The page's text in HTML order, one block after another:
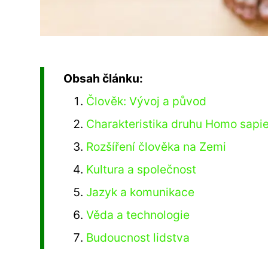
Obsah článku:
Člověk: Vývoj a původ
Charakteristika druhu Homo
Rozšíření člověka na Zemi
Kultura a společnost
Jazyk a komunikace
Věda a technologie
Budoucnost lidstva